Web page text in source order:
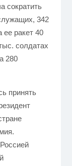
сократить
342
ее ракет 40
солдатах
280
принять